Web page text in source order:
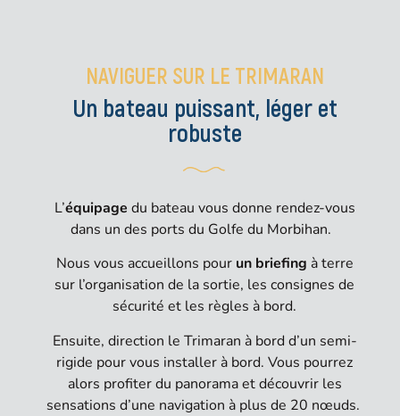
NAVIGUER SUR LE TRIMARAN
Un bateau puissant, léger et
robuste
L’équipage du bateau vous donne rendez-vous
dans un des ports du Golfe du Morbihan.
Nous vous accueillons pourun briefing à terre
sur l’organisation de la sortie, les consignes de
sécurité et les règles à bord.
Ensuite, direction le Trimaran à bord d’un semi-
rigide pour vous installer à bord. Vous pourrez
alors profiter du panorama et découvrir les
sensations d’une navigation à plus de 20 nœuds.